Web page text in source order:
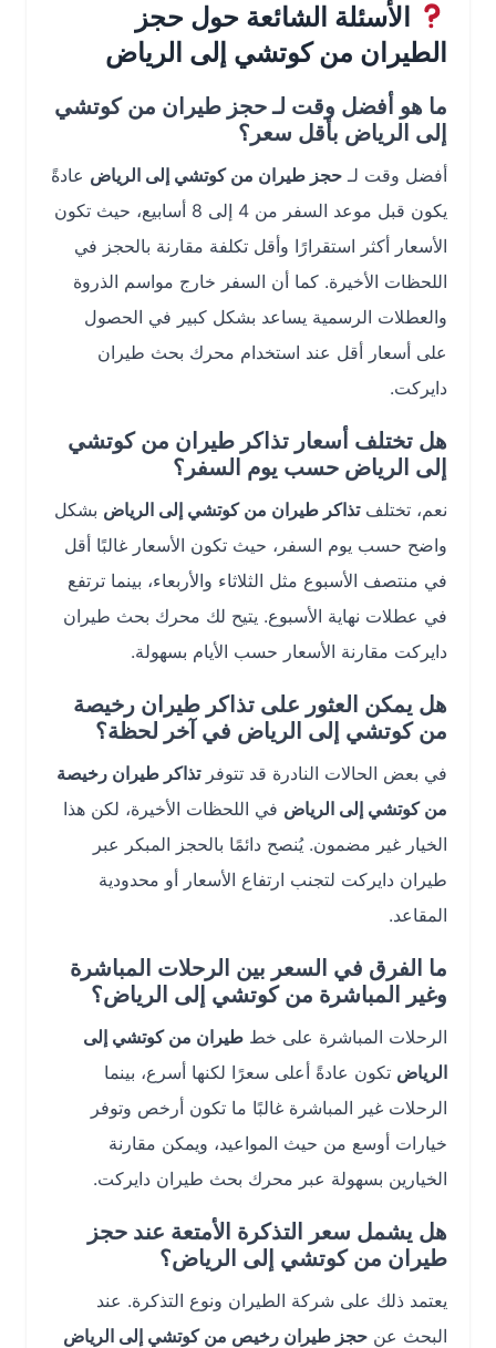
الأسئلة الشائعة حول حجز
الطيران من كوتشي إلى الرياض
ما هو أفضل وقت لـ حجز طيران من كوتشي
إلى الرياض بأقل سعر؟
أفضل وقت لـحجز طيران من كوتشي إلى الرياضعادةً
يكون قبل موعد السفر من 4 إلى 8 أسابيع، حيث تكون
الأسعار أكثر استقرارًا وأقل تكلفة مقارنة بالحجز في
اللحظات الأخيرة. كما أن السفر خارج مواسم الذروة
والعطلات الرسمية يساعد بشكل كبير في الحصول
على أسعار أقل عند استخدام محرك بحث طيران
دايركت.
هل تختلف أسعار تذاكر طيران من كوتشي
إلى الرياض حسب يوم السفر؟
نعم، تختلفتذاكر طيران من كوتشي إلى الرياضبشكل
واضح حسب يوم السفر، حيث تكون الأسعار غالبًا أقل
في منتصف الأسبوع مثل الثلاثاء والأربعاء، بينما ترتفع
في عطلات نهاية الأسبوع. يتيح لك محرك بحث طيران
دايركت مقارنة الأسعار حسب الأيام بسهولة.
هل يمكن العثور على تذاكر طيران رخيصة
من كوتشي إلى الرياض في آخر لحظة؟
في بعض الحالات النادرة قد تتوفر تذاكر طيران رخيصة
من كوتشي إلى الرياضفي اللحظات الأخيرة، لكن هذا
الخيار غير مضمون. يُنصح دائمًا بالحجز المبكر عبر
طيران دايركت لتجنب ارتفاع الأسعار أو محدودية
المقاعد.
ما الفرق في السعر بين الرحلات المباشرة
وغير المباشرة من كوتشي إلى الرياض؟
الرحلات المباشرة على خط طيران من كوتشي إلى
الرياضتكون عادةً أعلى سعرًا لكنها أسرع، بينما
الرحلات غير المباشرة غالبًا ما تكون أرخص وتوفر
خيارات أوسع من حيث المواعيد، ويمكن مقارنة
الخيارين بسهولة عبر محرك بحث طيران دايركت.
هل يشمل سعر التذكرة الأمتعة عند حجز
طيران من كوتشي إلى الرياض؟
يعتمد ذلك على شركة الطيران ونوع التذكرة. عند
البحث عنحجز طيران رخيص من كوتشي إلى الرياض